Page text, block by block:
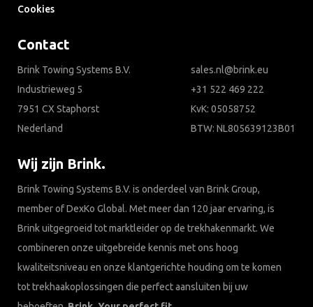
Cookies
Contact
Brink Towing Systems B.V.
Industrieweg 5
7951 CX Staphorst
Nederland
sales.nl@brink.eu
+31 522 469 222
KvK: 05058752
BTW: NL805639123B01
Wij zijn Brink.
Brink Towing Systems B.V. is onderdeel van Brink Group,
member of DexKo Global. Met meer dan 120 jaar ervaring, is
Brink uitgegroeid tot marktleider op de trekhakenmarkt. We
combineren onze uitgebreide kennis met ons hoog
kwaliteitsniveau en onze klantgerichte houding om te komen
tot trekhaakoplossingen die perfect aansluiten bij uw